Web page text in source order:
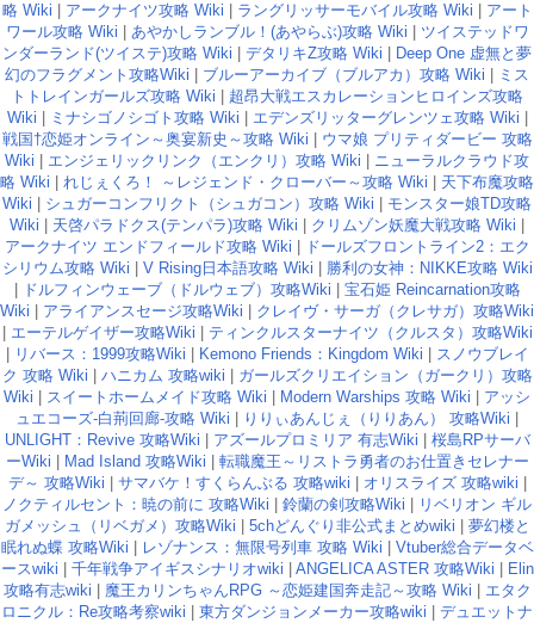
略 Wiki
アークナイツ攻略 Wiki ラングリッサーモバイル攻略 Wiki
アート
ワール攻略 Wiki
あやかしランブル！(あやらぶ)攻略 Wiki
ツイステッドワ
ンダーランド(ツイステ)攻略 Wiki
デタリキZ攻略 Wiki
Deep One 虚無と夢
幻のフラグメント攻略Wiki
ブルーアーカイブ（ブルアカ）攻略 Wiki
ミス
トトレインガールズ攻略 Wiki
超昂大戦エスカレーションヒロインズ攻略
Wiki
ミナシゴノシゴト攻略 Wiki エデンズリッターグレンツェ攻略 Wiki
戦国†恋姫オンライン～奥宴新史～攻略 Wiki
ウマ娘 プリティダービー 攻略
Wiki
エンジェリックリンク（エンクリ）攻略 Wiki
ニューラルクラウド攻
略 Wiki
れじぇくろ！ ～レジェンド・クローバー～攻略 Wiki
天下布魔攻略
Wiki
シュガーコンフリクト（シュガコン）攻略 Wiki
モンスター娘TD攻略
Wiki
天啓パラドクス(テンパラ)攻略 Wiki クリムゾン妖魔大戦攻略 Wiki
アークナイツ エンドフィールド攻略 Wiki
ドールズフロントライン2：エク
シリウム攻略 Wiki
V Rising日本語攻略 Wiki
勝利の女神：NIKKE攻略 Wiki
ドルフィンウェーブ（ドルウェブ）攻略Wiki
宝石姫 Reincarnation攻略
Wiki
アライアンスセージ攻略Wiki
クレイヴ・サーガ（クレサガ）攻略Wiki
エーテルゲイザー攻略Wiki
ティンクルスターナイツ（クルスタ）攻略Wiki
リバース：1999攻略Wiki Kemono Friends：Kingdom Wiki
スノウブレイ
ク 攻略 Wiki
ハニカム 攻略wiki
ガールズクリエイション（ガークリ）攻略
Wiki
スイートホームメイド攻略 Wiki Modern Warships 攻略 Wiki
アッシ
ュエコーズ-白荊回廊-攻略 Wiki
りりぃあんじぇ（りりあん） 攻略Wiki
UNLIGHT：Revive 攻略Wiki
アズールプロミリア 有志Wiki
桜島RPサーバ
ーWiki
Mad Island 攻略Wiki
転職魔王～リストラ勇者のお仕置きセレナー
デ～ 攻略Wiki
サマバケ！すくらんぶる 攻略wiki オリスライズ 攻略wiki
ノクティルセント：暁の前に 攻略Wiki
鈴蘭の剣攻略Wiki
リベリオン ギル
ガメッシュ（リベガメ）攻略Wiki
5chどんぐり非公式まとめwiki
夢幻楼と
眠れぬ蝶 攻略Wiki
レゾナンス：無限号列車 攻略 Wiki
Vtuber総合データベ
ースwiki
千年戦争アイギスシナリオwiki ANGELICA ASTER 攻略Wiki
Elin
攻略有志wiki
魔王カリンちゃんRPG ～恋姫建国奔走記～攻略 Wiki
エタク
ロニクル：Re攻略考察wiki
東方ダンジョンメーカー攻略wiki
デュエットナ